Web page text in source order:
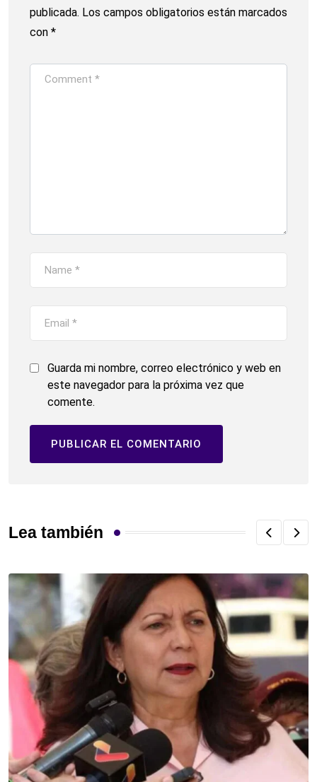
publicada. Los campos obligatorios están marcados
con *
Guarda mi nombre, correo electrónico y web en
este navegador para la próxima vez que
comente.
Lea también